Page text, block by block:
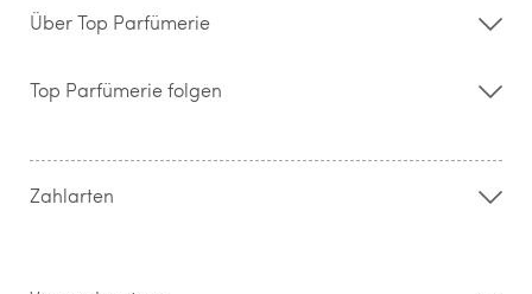
Über Top Parfümerie
Storefinder
Kontakt
Widerrufsrecht & Rückgabebedingungen
Top Parfümerie folgen
Zahlarten